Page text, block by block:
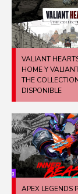
VALIANT
HOME Y
THE
DISPONIBLE
APEX LEGENDS